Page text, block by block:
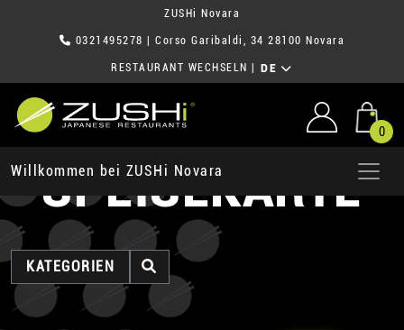
ZUSHi Novara
0321495278 | Corso Garibaldi, 34 28100 Novara
RESTAURANT WECHSELN DE
0
Willkommen bei ZUSHi Novara
SPEISEKARTE
KATEGORIEN